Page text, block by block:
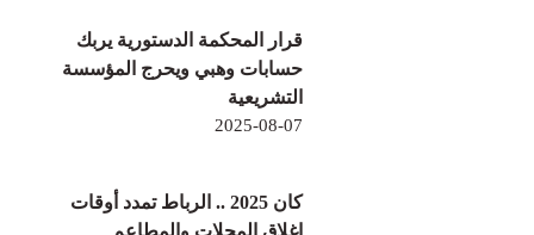
قرار المحكمة الدستورية يربك
حسابات وهبي ويحرج المؤسسة
التشريعية
2025-08-07
كان 2025 .. الرباط تمدد أوقات